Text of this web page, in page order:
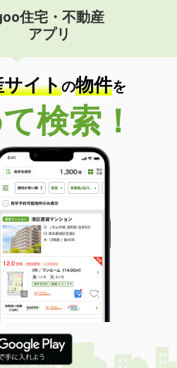
住宅・不動産
アプリ
サイトの物件を
検索！